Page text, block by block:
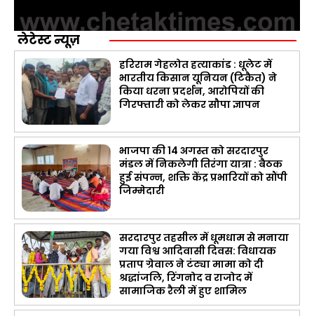
लेटेस्ट न्यूज़
हरिराम गेहलोत हत्याकांड : धूलेट में
भारतीय किसान यूनियन (टिकैत) ने
किया धरना प्रदर्शन, आरोपियों की
गिरफ्तारी को लेकर सौपा ज्ञापन
भाजपा की 14 अगस्त को सरदारपुर
मंडल में निकलेगी तिरंगा यात्रा : बैठक
हुई संपन्न, शक्ति केंद्र प्रभारियों को सौंपी
जिम्मेदारी
सरदारपुर तहसील में धूमधाम से मनाया
गया विश्व आदिवासी दिवस: विधायक
प्रताप ग्रेवाल ने टंट्या मामा को दी
श्रद्धांजलि, रिंगनोद व राजोद में
सामाजिक रैली में हुए शामिल